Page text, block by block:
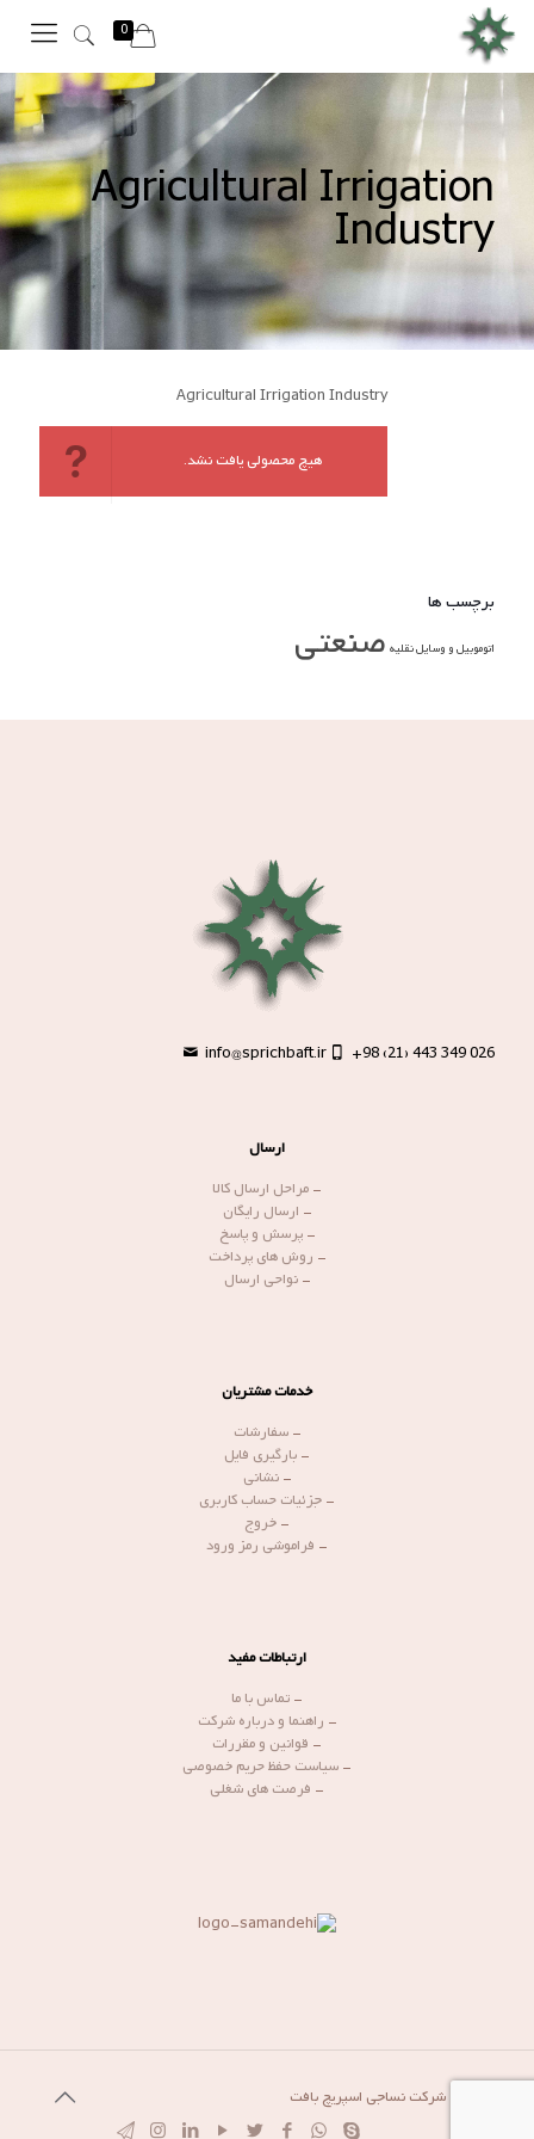
0
Agricultural Irrigation
Industry
Agricultural Irrigation Industry
هیچ محصولی یافت نشد.
برچسب ها
اتوموبیل و وسایل نقلیه صنعتی
+98 (21) 443 349 026
info@sprichbaft.ir
ارسال
- مراحل ارسال کالا
- ارسال رایگان
-پرسش و پاسخ
- روش های پرداخت
-نواحی ارسال
خدمات مشتریان
-سفارشات
- بارگیری فایل
-نشانی
- جزئیات حساب کاربری
- خروج
- فراموشی رمز ورود
ارتباطات مفید
- تماس با ما
- راهنما و درباره شرکت
- قوانین و مقررات
- سیاست حفظ حریم خصوصی
- فرصت های شغلی